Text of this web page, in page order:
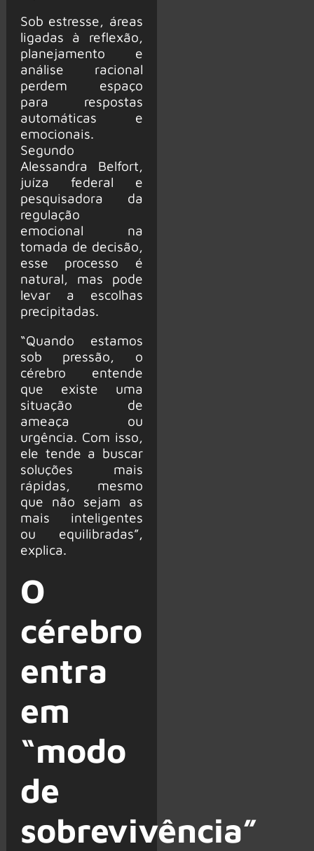
Sob estresse, áreas
ligadas à reflexão,
planejamento e
análise racional
perdem espaço
para respostas
automáticas e
emocionais.
Segundo
Alessandra Belfort,
juíza federal e
pesquisadora da
regulação
emocional na
tomada de decisão,
esse processo é
natural, mas pode
levar a escolhas
precipitadas.
“Quando estamos
sob pressão, o
cérebro entende
que existe uma
situação de
ameaça ou
urgência. Com isso,
ele tende a buscar
soluções mais
rápidas, mesmo
que não sejam as
mais inteligentes
ou equilibradas”,
explica.
O
cérebro
entra
em
“modo
de
sobrevivência”